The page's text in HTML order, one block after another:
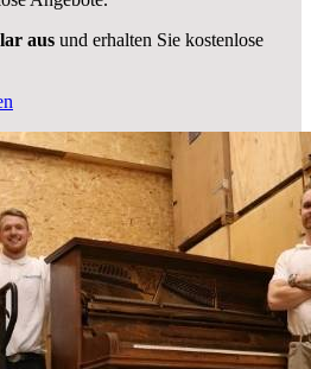
aus und erhalten Sie kostenlose